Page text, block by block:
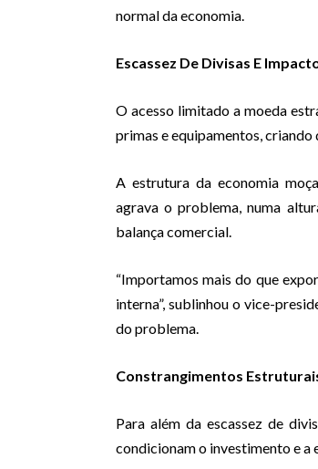
normal da economia.
Escassez De Divisas E
O acesso limitado a moeda
primas e equipamentos,
A estrutura da economia
agrava o problema, numa
balança comercial.
“Importamos mais do que
interna”, sublinhou o vice-
do problema.
Constrangimentos
Para além da escassez de
condicionam o investimento e a